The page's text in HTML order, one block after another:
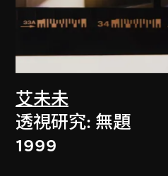
艾未未
透視研究: 無題
1999